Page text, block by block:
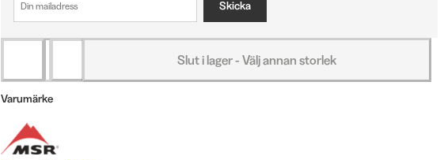
Skicka
Slut i lager - Välj annan storlek
Varumärke